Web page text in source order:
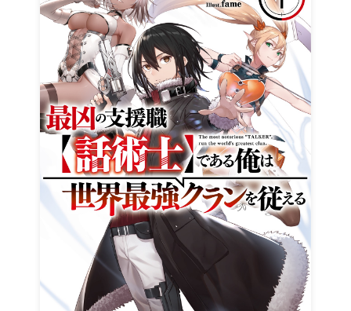
企業
会社概要
採用情報
アクセス
オーバーラップホールディングス
お問い合わせはこちら
オーバーラップ文庫
オーバーラップノベルス
オーバーラップノベルスf
ロサージュノベルス